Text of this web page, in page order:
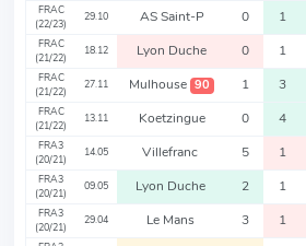
FRAC
(22/23)
29.10 AS Saint-P 0 1
FRAC
(21/22)
18.12 Lyon Duche 0 1
FRAC
(21/22)
27.11 Mulhouse 90 1 3
FRAC
(21/22)
13.11 Koetzingue 0 4
FRA3
(20/21)
14.05 Villefranc 5 1
FRA3
(20/21)
09.05 Lyon Duche 2 1
FRA3
(20/21)
29.04 Le Mans 3 1